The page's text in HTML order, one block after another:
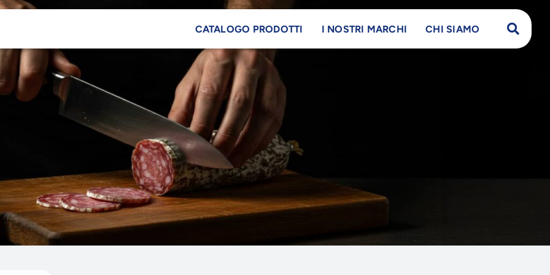
CATALOGO PRODOTTI I NOSTRI MARCHI CHI SIAMO